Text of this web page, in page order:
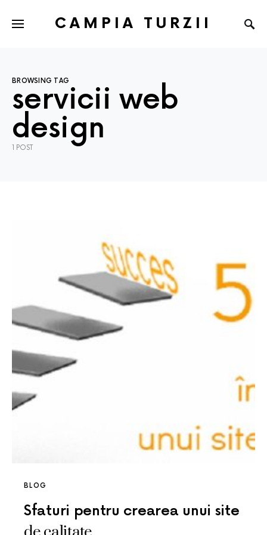
CAMPIA TURZII
BROWSING TAG
servicii web
design
1 POST
BLOG
Sfaturi pentru crearea unui site